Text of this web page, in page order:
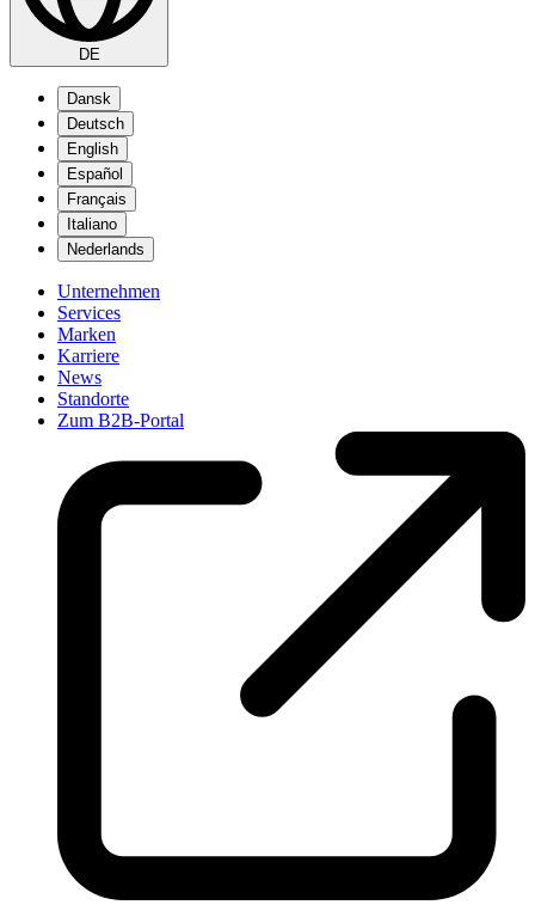
DE
Dansk
Deutsch
English
Español
Français
Italiano
Nederlands
Unternehmen
Services
Marken
Karriere
News
Standorte
Zum B2B-Portal